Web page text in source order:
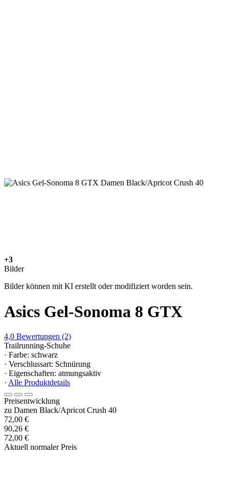
+3
Bilder
Bilder können mit KI erstellt oder modifiziert worden sein.
Asics Gel-Sonoma 8 GTX
4,0 Bewertungen (2)
Trailrunning-Schuhe
· Farbe: schwarz
· Verschlussart: Schnürung
· Eigenschaften: atmungsaktiv
· Alle Produktdetails
Preisentwicklung
zu Damen Black/Apricot Crush 40
72,00 €
90,26 €
72,00 €
Aktuell normaler Preis